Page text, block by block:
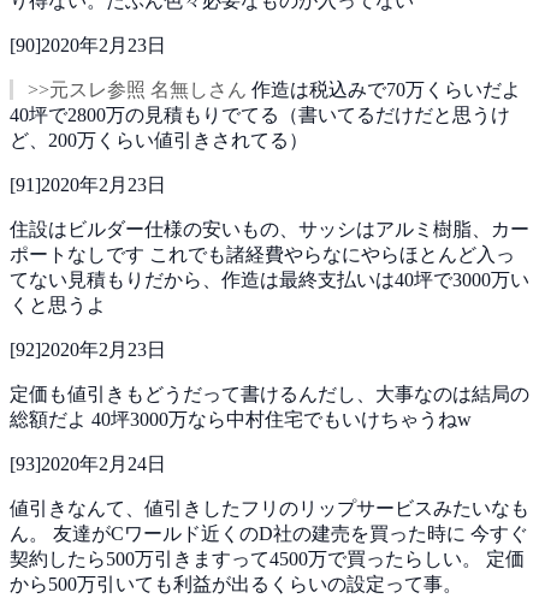
[90]2020年2月23日
>>元スレ参照 名無しさん 作造は税込みで70万くらいだよ
40坪で2800万の見積もりでてる（書いてるだけだと思うけ
ど、200万くらい値引きされてる）
[91]2020年2月23日
住設はビルダー仕様の安いもの、サッシはアルミ樹脂、カー
ポートなしです これでも諸経費やらなにやらほとんど入っ
てない見積もりだから、作造は最終支払いは40坪で3000万い
くと思うよ
[92]2020年2月23日
定価も値引きもどうだって書けるんだし、大事なのは結局の
総額だよ 40坪3000万なら中村住宅でもいけちゃうねw
[93]2020年2月24日
値引きなんて、値引きしたフリのリップサービスみたいなも
ん。 友達がCワールド近くのD社の建売を買った時に 今すぐ
契約したら500万引きますって4500万で買ったらしい。 定価
から500万引いても利益が出るくらいの設定って事。